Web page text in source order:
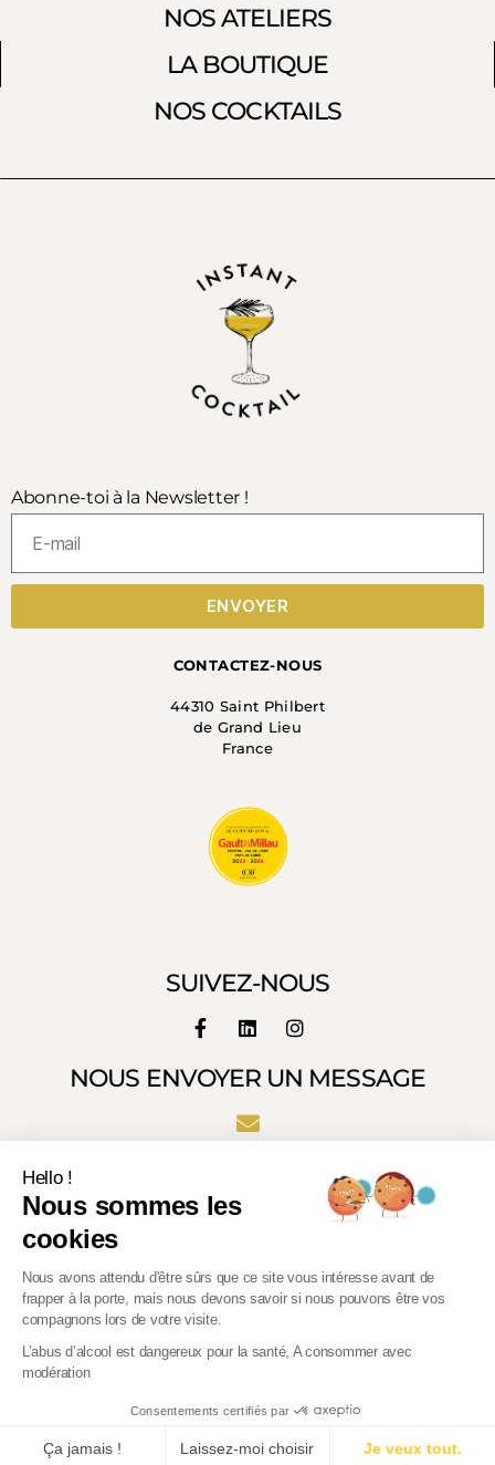
NOS ATELIERS
LA BOUTIQUE
NOS COCKTAILS
Abonne-toi à la Newsletter !
ENVOYER
CONTACTEZ-NOUS
44310 Saint Philbert
de Grand Lieu
France
SUIVEZ-NOUS
NOUS ENVOYER UN MESSAGE
avec modération
Hello !
Nous sommes les
cookies
Nous avons attendu d'être sûrs que ce site vous intéresse avant de
frapper à la porte, mais nous devons savoir si nous pouvons être vos
compagnons lors de votre visite.
L’abus d’alcool est dangereux pour la santé, A consommer avec
modération
Consentements certifiés par
Ça jamais ! Laissez-moi choisir Je veux tout.